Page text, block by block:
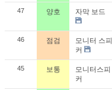
47 양호 자막 보드
46 점검
모니터 스피
커
45 보통
모니터스피
커